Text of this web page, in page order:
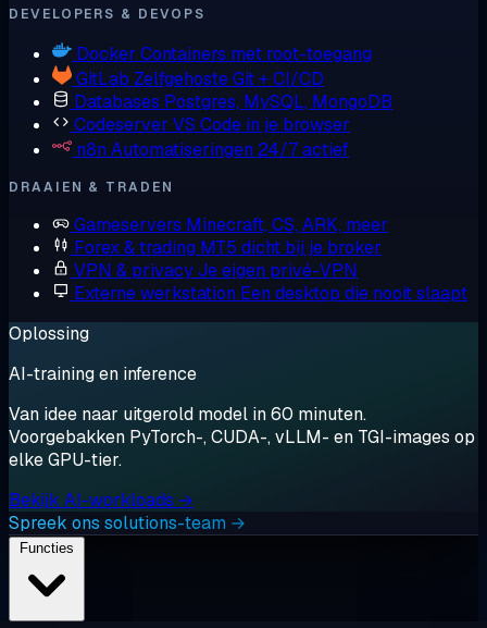
DEVELOPERS & DEVOPS
Docker Containers met root-toegang
GitLab Zelfgehoste Git + CI/CD
Databases Postgres, MySQL, MongoDB
Codeserver VS Code in je browser
n8n Automatiseringen 24/7 actief
DRAAIEN & TRADEN
Gameservers Minecraft, CS, ARK, meer
Forex & trading MT5 dicht bij je broker
VPN & privacyJe eigen privé-VPN
Externe werkstation Een desktop die nooit slaapt
Oplossing
AI-training en inference
Van idee naar uitgerold model in 60 minuten.
Voorgebakken PyTorch-, CUDA-, vLLM- en TGI-images op
elke GPU-tier.
Bekijk AI-workloads →
Spreek ons solutions-team →